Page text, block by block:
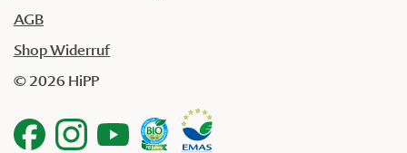
AGB
Shop Widerruf
© 2026 HiPP